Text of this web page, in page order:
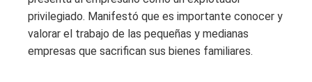
privilegiado. Manifestó que es importante conocer y
valorar el trabajo de las pequeñas y medianas
empresas que sacrifican sus bienes familiares.